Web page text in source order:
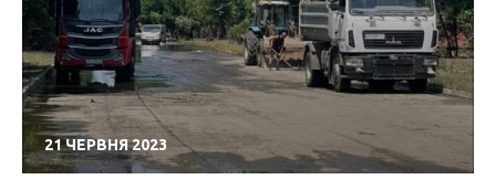
21 ЧЕРВНЯ 2023